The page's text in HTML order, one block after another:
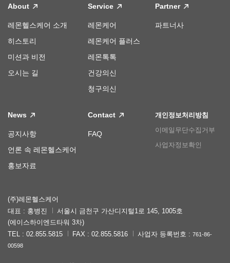
About
레몬헬스케어 소개
히스토리
미션과 비전
오시는 길
Service
레몬케어
레몬케어 플러스
레몬톡톡
건강의신
청구의신
Partner
파트너사
News
공지사항
언론 속 레몬헬스케어
홍보자료
Contact
FAQ
개인정보처리방침
이메일무단수집거부
사업자정보확인
(주)레몬헬스케어
대표 : 홍병진
서울시 금천구 가산디지털1로 145, 1005호
(에이스하이엔드타워 3차)
TEL : 02.855.5815
FAX : 02.855.5816 사업자 등록번호 : 761-86-
00598